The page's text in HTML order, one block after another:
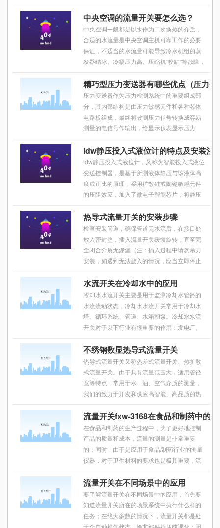
中央空调的流量开关要怎么选？
中央空调一般都是以水作为二次换热的介质，
合适的水流量是中央空调主机可靠工作的必要
保证，不适当的水流量可能导致冷水机组的蒸
发器结冰、冷凝压力高、压缩机“咬缸”等故障，
生故障的重要保证。鉴于水流量检测的重要
性，考虑到用户以后的维护成本，许多工程已
经开始要求选择水流量开关的型式。
精巧型压力变送器有哪些优点（压力变
压力变送器作为压力检测系统中的重要组成部
分，其内部结构是由压力敏感元件和各种芯体
电路板组成，最终将被测压力信号转换成容易
测量的电信号作输出，给显示仪表显示压力
ldw静压投入式液位计的特点及安装注
ldw静压投入式液位计，又称为智能投入式液位
变送控制器，是基于所测液体静压与该液体高
度成正比的原理，采用扩散硅或陶瓷敏感元件
的压阻效应，加入了微电子智能芯片，将静压
终转换成4-20ma标准电流信号输出的一种液位
传感仪器，使用变送器做到智能化，具有人机
友好界面，自由设定参数值，报警输出，可实
现五对继电器控制输出点,同时还具有led显示等
功能。
热导式流量开关的安装步骤
检查安装管道，确保管道无水流后，在接口处
放入密封垫，插入流量开关缓慢旋转，直至完
全闭合介质无渗漏（注：插入过程中请勿暴力
安装，如遇到无法旋入的情况，应当立即停止
时向厂家反馈）。
水流开关在冷却水中的应用
冷却水水流开关主要是用于监测冷却水管路的
水流流动状态，冷却水水流开关常用于冷却水
塔、循环系统、管道、水箱和泵。冷却水水流
开关对于以下行业有很重要的作用：发电厂、
流开关提供合适的技术来满足所有这些情况
不绣钢数显热导式流量开关
热导式流量开关又称热差式流量开关、热扩散
式流量开关。由于具有流量范围大，适用管径
宽等特点，常用于水、油、空气介质的测量，
我们的致力于开发和供应高智能、高品质的热
术的基础上发展起来的，由2个热电阻计算
流量开关fxw-3168在食品和制药中的
在食品和制药的生产过程中，为了更好地控制
产品的质量和成本，流量的测量是非常重要
的；同时，由于是应用于食品/制药行业的测量
仪器，对于卫生材料的要求也是极其重要，流
焊接设计，卫生型探头和活动型内螺纹便于拆
流量开关在不同场景中的应用
要了解流量开关在不同场景中的应用，首先要
知道流量开关所在的场景系统中执行什么样的
任务；在绝大多数的情况下，流量开关都是处
于全自动操作状态，除非部件损坏或退化；因